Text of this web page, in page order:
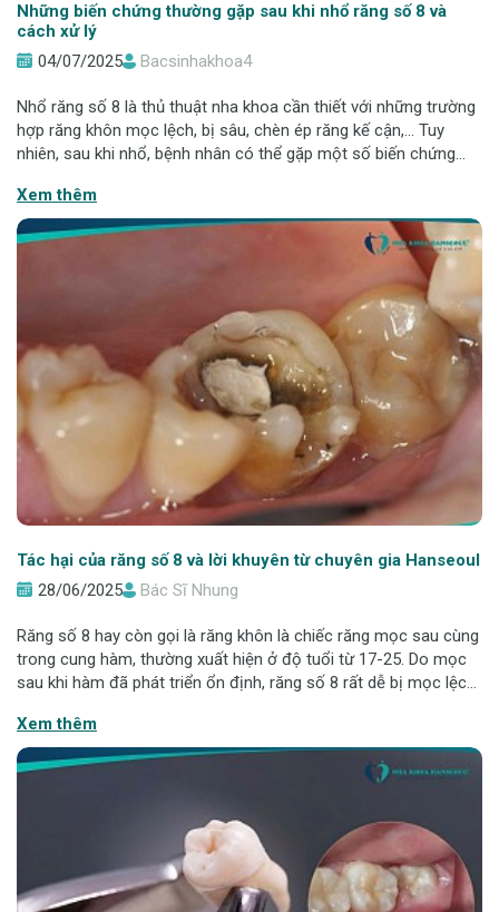
Những biến chứng thường gặp sau khi nhổ răng số 8 và
cách xử lý
04/07/2025
Bacsinhakhoa4
Nhổ răng số 8 là thủ thuật nha khoa cần thiết với những trường
hợp răng khôn mọc lệch, bị sâu, chèn ép răng kế cận,... Tuy
nhiên, sau khi nhổ, bệnh nhân có thể gặp một số biến chứng
rủi ro, cách
Xem thêm
Tác hại của răng số 8 và lời khuyên từ chuyên gia Hanseoul
28/06/2025
Bác Sĩ Nhung
Răng số 8 hay còn gọi là răng khôn là chiếc răng mọc sau cùng
trong cung hàm, thường xuất hiện ở độ tuổi từ 17-25. Do mọc
sau khi hàm đã phát triển ổn định, răng số 8 rất dễ bị mọc lệch,
biến chứng nghiêm
Xem thêm